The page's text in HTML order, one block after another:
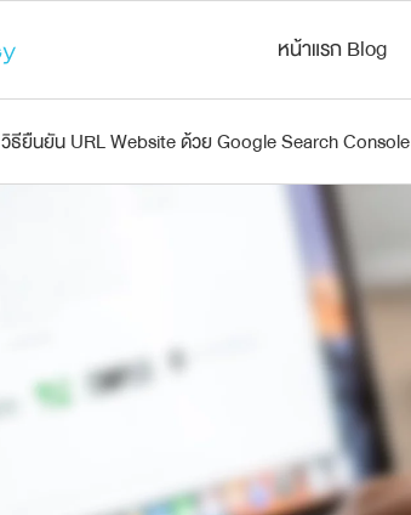
หน้าแรก Blog
วิธียืนยัน URL Website ด้วย Google Search Console